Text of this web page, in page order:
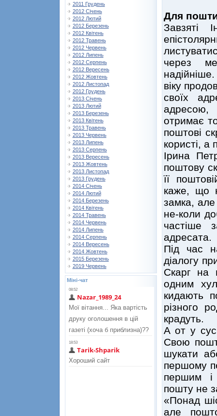
2011 Грудень
2012 Січень
2012 Лютий
2012 Березень
2012 Квітень
2012 Травень
2012 Червень
2012 Липень
2012 Серпень
2012 Вересень
2012 Жовтень
2012 Листопад
2012 Грудень
2013 Січень
2013 Лютий
2013 Березень
2013 Квітень
2013 Травень
2013 Червень
2013 Липень
2013 Серпень
2013 Вересень
2013 Жовтень
2013 Листопад
2013 Грудень
2014 Січень
2014 Лютий
2014 Березень
2014 Квітень
2014 Травень
2014 Червень
2014 Липень
2014 Серпень
2014 Вересень
2014 Жовтень
2015 Березень
2019 Червень
Міні-чат
Для
Завзяті
через
віку
своїх
адресою,
отримає
поштові
користі, а
Ірина
поштову
її
каже, що
замка,
не-коли
частіше
адресата.
Під час
діалогу
Скарг на
одним
кидають
різного
крадуть.
А от у
Свою
шукати
першому
першим і
пошту не
«Понад
але